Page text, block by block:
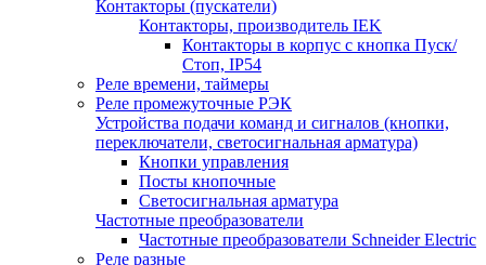
Контакторы (пускатели)
Контакторы, производитель IEK
Контакторы в корпус с кнопка Пуск/
Стоп, IP54
Реле времени, таймеры
Реле промежуточные РЭК
Устройства подачи команд и сигналов (кнопки,
переключатели, светосигнальная арматура)
Кнопки управления
Посты кнопочные
Светосигнальная арматура
Частотные преобразователи
Частотные преобразователи Schneider Electric
Реле разные